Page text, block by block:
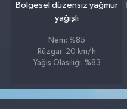
Bölgesel düzensiz yağmur
yağışlı
Nem: %85
Rüzgar: 20 km/h
Yağış Olasılığı: %83